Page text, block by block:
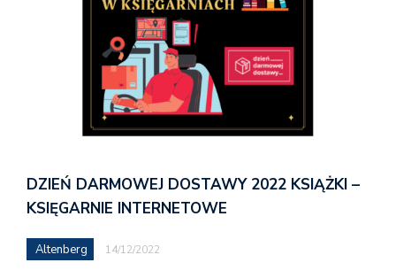
DZIEŃ DARMOWEJ DOSTAWY 2022 KSIĄŻKI –
KSIĘGARNIE INTERNETOWE
Altenberg 14/12/2022